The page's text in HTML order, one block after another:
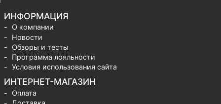
ИНФОРМАЦИЯ
О компании
Новости
Обзоры и тесты
Программа лояльности
Условия использования сайта
ИНТЕРНЕТ-МАГАЗИН
Оплата